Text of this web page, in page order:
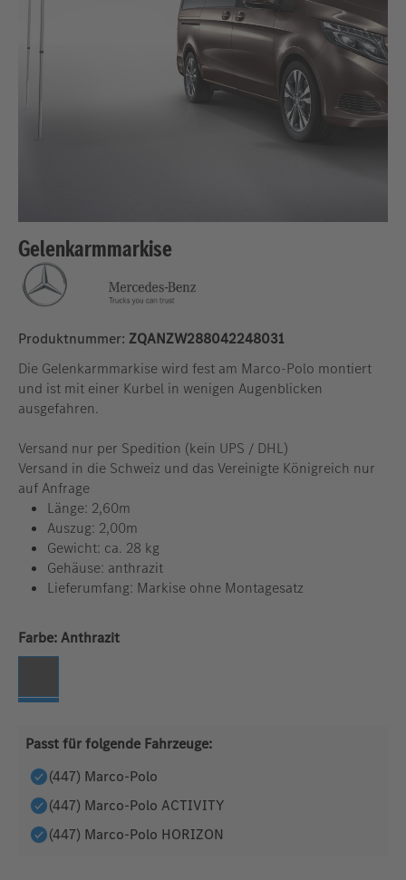
Gelenkarmmarkise
Produktnummer: ZQANZW288042248031
Die Gelenkarmmarkise wird fest am Marco-Polo montiert
und ist mit einer Kurbel in wenigen Augenblicken
ausgefahren.
Versand nur per Spedition (kein UPS / DHL)
Versand in die Schweiz und das Vereinigte Königreich nur
auf Anfrage
Länge: 2,60m
Auszug: 2,00m
Gewicht: ca. 28 kg
Gehäuse: anthrazit
Lieferumfang: Markise ohne Montagesatz
Farbe:auswählen
Anthrazit
Passt für folgende Fahrzeuge:
(447) Marco-Polo
(447) Marco-Polo ACTIVITY
(447) Marco-Polo HORIZON